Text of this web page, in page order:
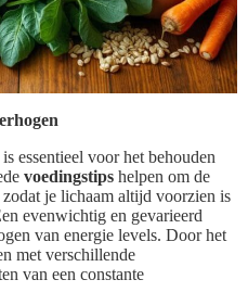
essentieel voor het behouden
voedingstips helpen om de
je lichaam altijd voorzien is
evenwichtig en gevarieerd
van energie levels. Door het
met verschillende
van een constante